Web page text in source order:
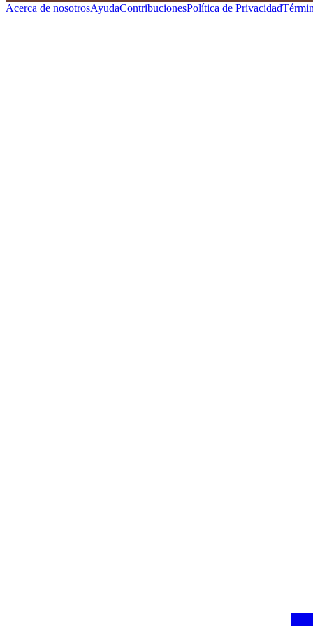
Acerca de nosotrosAyudaContribucionesPolítica de Privacidad